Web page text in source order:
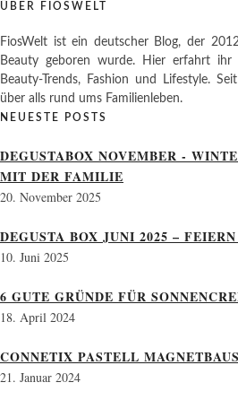
ÜBER FIOSWELT
FiosWelt ist ein deutscher Blog, der
Beauty geboren wurde. Hier erfahrt
Beauty-Trends, Fashion und Lifestyle.
über alls rund ums Familienleben.
NEUESTE POSTS
DEGUSTABOX NOVEMBER -
MIT DER FAMILIE
20. November 2025
DEGUSTA BOX JUNI 2025 –
10. Juni 2025
6 GUTE GRÜNDE FÜR
18. April 2024
CONNETIX PASTELL
21. Januar 2024